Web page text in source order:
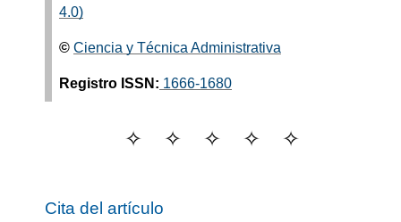
4.0)
© Ciencia y Técnica Administrativa
Registro ISSN: 1666-1680
Cita del artículo